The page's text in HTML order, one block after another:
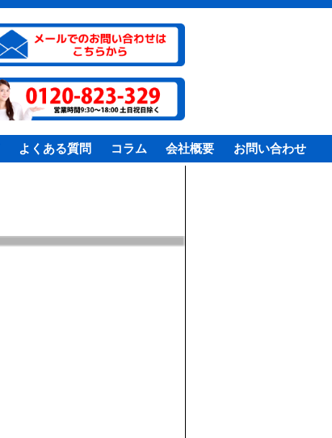
よくある質問 コラム 会社概要 お問い合わせ